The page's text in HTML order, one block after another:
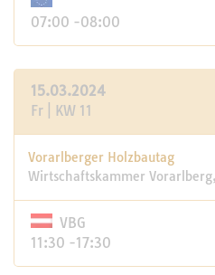
07:00 -08:00
15.03.2024
Fr | KW 11
Vorarlberger Holzbautag
Wirtschaftskammer
VBG
11:30 -17:30